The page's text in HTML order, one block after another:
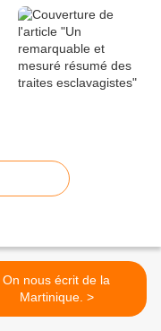
On nous écrit de la
Martinique. >